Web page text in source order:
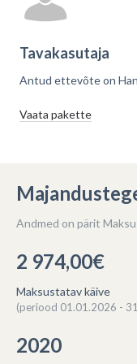
Tavakasutaja
Antud ettevõte on
Vaata pakette
Andmed on pärit
2 974,00€
Maksustatav käive
(periood 01.01.2026 -
2020